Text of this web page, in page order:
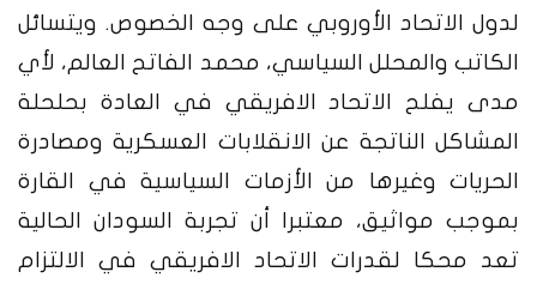
لدول الاتحاد الأوروبي على وجه الخصوص. ويتسائل
الكاتب والمحلل السياسي، محمد الفاتح العالم، لأي
مدى يفلح الاتحاد الافريقي في العادة بحلحلة
المشاكل الناتجة عن الانقلابات العسكرية ومصادرة
الحريات وغيرها من الأزمات السياسية في القارة
بموجب مواثيق، معتبرا أن تجربة السودان الحالية
تعد محكا لقدرات الاتحاد الافريقي في الالتزام